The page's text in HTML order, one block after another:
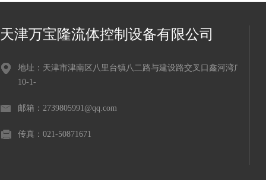
天津万宝隆流体控制设备有限公司
地址：天津市津南区八里台镇八二路与建设路交叉口鑫河湾广场
10-1-
邮箱：2739805991@qq.com
传真：021-50871671